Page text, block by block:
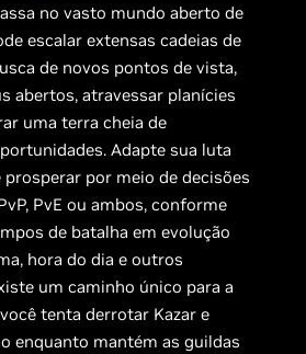
no vasto mundo aberto de
escalar extensas cadeias de
de novos pontos de vista,
abertos, atravessar planícies
uma terra cheia de
Adapte sua luta
prosperar por meio de decisões
PvE ou ambos, conforme
de batalha em evolução
hora do dia e outros
um caminho único para a
tenta derrotar Kazar e
enquanto mantém as guildas